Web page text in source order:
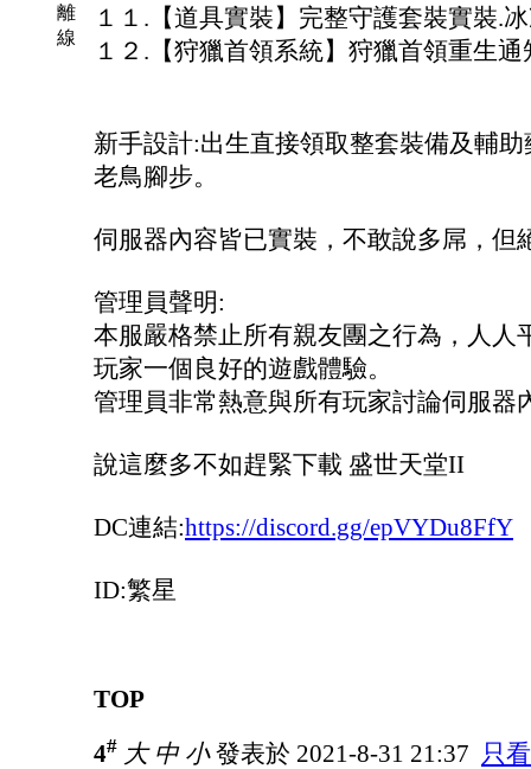
離
線
１１.【道具實裝】完整守護套裝實裝.
１２.【狩獵首領系統】狩獵首領重生
新手設計:出生直接領取整套裝備及輔
老鳥腳步。
伺服器內容皆已實裝，不敢說多屌，
管理員聲明:
本服嚴格禁止所有親友團之行為，人
玩家一個良好的遊戲體驗。
管理員非常熱意與所有玩家討論伺服
說這麼多不如趕緊下載 盛世天堂II
DC連結:https://discord.gg/epVYDu8FfY
ID:繁星
TOP
4# 大 中 小發表於 2021-8-31 21:37 只